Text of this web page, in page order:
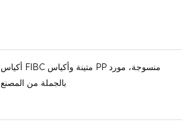
أكياس FIBC متينة وأكياس PP منسوجة، مورد
بالجملة من المصنع